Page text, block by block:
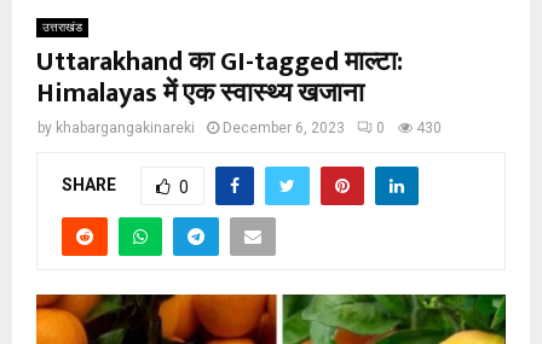
उत्तराखंड
Uttarakhand का GI-tagged माल्टा:
Himalayas में एक स्वास्थ्य खजाना
by khabargangakinareki December 6, 2023 0 430
SHARE 0